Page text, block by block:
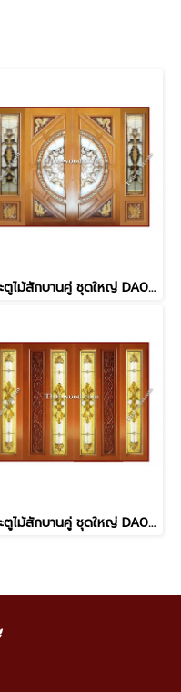
ประตูไม้สักบานคู่ ชุดใหญ่ DA0060
ประตูไม้สักบานคู่ ชุดใหญ่ DA0059